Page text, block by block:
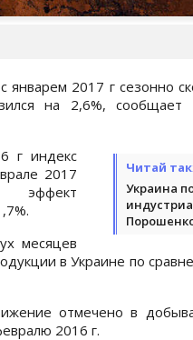
январем 2017 г сезонно
на 2,6%, сообщает
Читай
Украина
г индекс
2017
эффект
месяцев
в Украине по
отмечено в
2016 г.